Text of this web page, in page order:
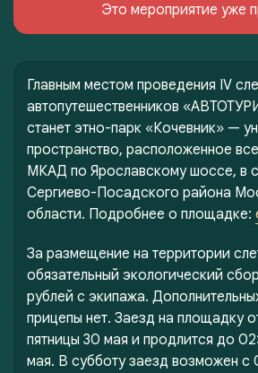
Это мероприятие уже
Главным местом проведения IV
автопутешественников
станет этно-парк «Кочевник» —
пространство, расположенное
МКАД по Ярославскому шоссе, в
Сергиево-Посадского района
области. Подробнее о площадке:
За размещение на территории
обязательный экологический
рублей с экипажа.
прицепы нет. Заезд на площадку
пятницы 30 мая и продлится до
мая. В субботу заезд возможен с